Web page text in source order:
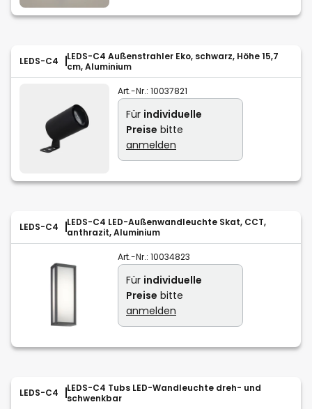
LEDS-C4
LEDS-C4 Außenstrahler Eko, schwarz, Höhe 15,7
cm, Aluminium
Art.-Nr.: 10037821
Für individuelle
Preise bitte
anmelden
LEDS-C4
LEDS-C4 LED-Außenwandleuchte Skat, CCT,
anthrazit, Aluminium
Art.-Nr.: 10034823
Für individuelle
Preise bitte
anmelden
LEDS-C4
LEDS-C4 Tubs LED-Wandleuchte dreh- und
schwenkbar